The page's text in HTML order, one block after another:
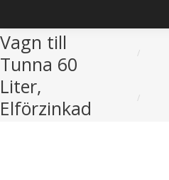
Vagn till
Tunna 60
Liter,
Elförzinkad